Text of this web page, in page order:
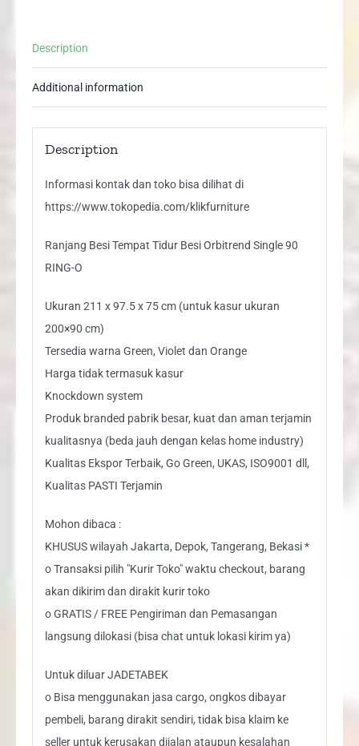
RING-
Description
Additional information
Description
Informasi kontak dan toko bisa dilihat di
https://www.tokopedia.com/klikfurniture
Ranjang Besi Tempat Tidur Besi Orbitrend Single 90
RING-O
Ukuran 211 x 97.5 x 75 cm (untuk kasur ukuran
200×90 cm)
Tersedia warna Green, Violet dan Orange
Harga tidak termasuk kasur
Knockdown system
Produk branded pabrik besar, kuat dan aman terjamin
kualitasnya (beda jauh dengan kelas home industry)
Kualitas Ekspor Terbaik, Go Green, UKAS, ISO9001 dll,
Kualitas PASTI Terjamin
Mohon dibaca :
KHUSUS wilayah Jakarta, Depok, Tangerang, Bekasi *
o Transaksi pilih "Kurir Toko" waktu checkout, barang
akan dikirim dan dirakit kurir toko
o GRATIS / FREE Pengiriman dan Pemasangan
langsung dilokasi (bisa chat untuk lokasi kirim ya)
Untuk diluar JADETABEK
o Bisa menggunakan jasa cargo, ongkos dibayar
pembeli, barang dirakit sendiri, tidak bisa klaim ke
seller untuk kerusakan dijalan ataupun kesalahan